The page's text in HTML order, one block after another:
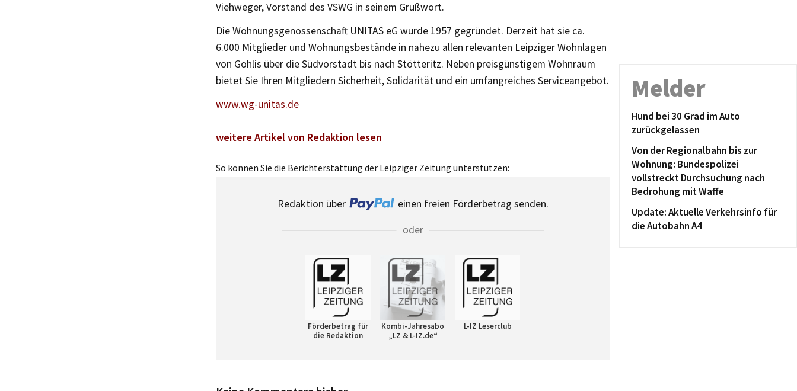
Viehweger, Vorstand des VSWG in seinem Grußwort.
Die Wohnungsgenossenschaft UNITAS eG wurde 1957 gegründet. Derzeit hat sie ca.
6.000 Mitglieder und Wohnungsbestände in nahezu allen relevanten Leipziger Wohnlagen
von Gohlis über die Südvorstadt bis nach Stötteritz. Neben preisgünstigem Wohnraum
bietet Sie Ihren Mitgliedern Sicherheit, Solidarität und ein umfangreiches Serviceangebot.
www.wg-unitas.de
weitere Artikel von Redaktion lesen
So können Sie die Berichterstattung der Leipziger Zeitung unterstützen:
Redaktion über
einen freien Förderbetrag senden.
oder
Förderbetrag für
die Redaktion
Kombi-Jahresabo
„LZ & L-IZ.de“
L-IZ Leserclub
Melder
Hund bei 30 Grad im Auto
zurückgelassen
Von der Regionalbahn bis zur
Wohnung: Bundespolizei
vollstreckt Durchsuchung nach
Bedrohung mit Waffe
Update: Aktuelle Verkehrsinfo für
die Autobahn A4